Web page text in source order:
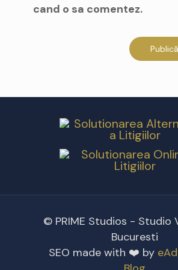
cand o sa comentez.
© PRIME Studios - Studio
Bucuresti
SEO made with ❤️ by